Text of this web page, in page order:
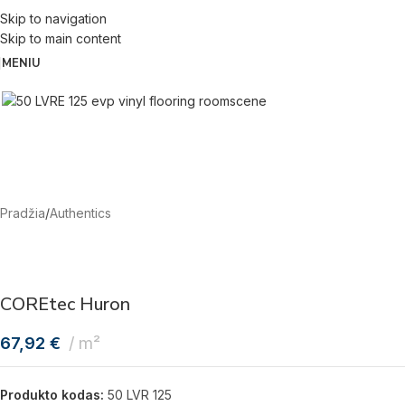
Skip to navigation
Skip to main content
MENIU
Pradžia/Authentics
COREtec Huron
67,92 € m²
Produkto kodas: 50 LVR 125